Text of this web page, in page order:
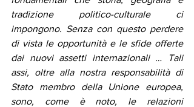
tradizione politico-culturale ci
impongono. Senza con questo perdere
di vista le opportunità e le sfide offerte
dai nuovi assetti internazionali … Tali
assi, oltre alla nostra responsabilità di
Stato membro della Unione europea,
sono, come è noto, le relazioni